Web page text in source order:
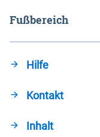
Fußbereich
Hilfe
Kontakt
Inhalt